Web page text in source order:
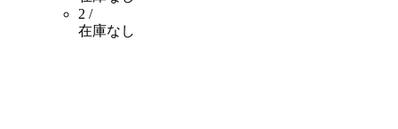
2 /
在庫なし